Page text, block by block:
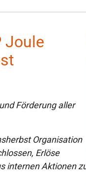
Joule
Förderung aller
Organisation
Erlöse
internen Aktionen